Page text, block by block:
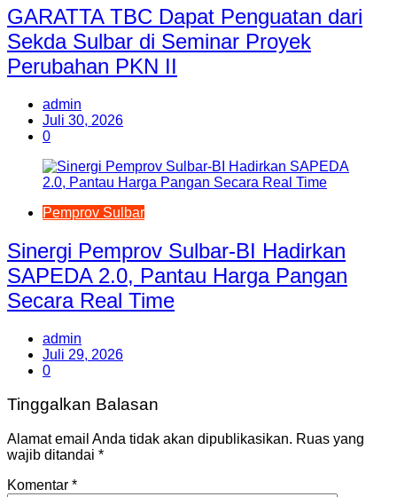
GARATTA TBC Dapat Penguatan dari
Sekda Sulbar di Seminar Proyek
Perubahan PKN II
admin
Juli 30, 2026
0
Pemprov Sulbar
Sinergi Pemprov Sulbar-BI Hadirkan
SAPEDA 2.0, Pantau Harga Pangan
Secara Real Time
admin
Juli 29, 2026
0
Tinggalkan Balasan
Alamat email Anda tidak akan dipublikasikan. Ruas yang
wajib ditandai *
Komentar *